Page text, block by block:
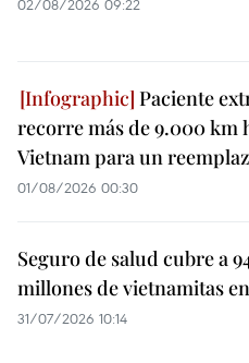
02/08/2026 09:22
Paciente
recorre más de 9.000 km
Vietnam para un
01/08/2026 00:30
Seguro de salud cubre a
millones de vietnamitas
31/07/2026 10:14